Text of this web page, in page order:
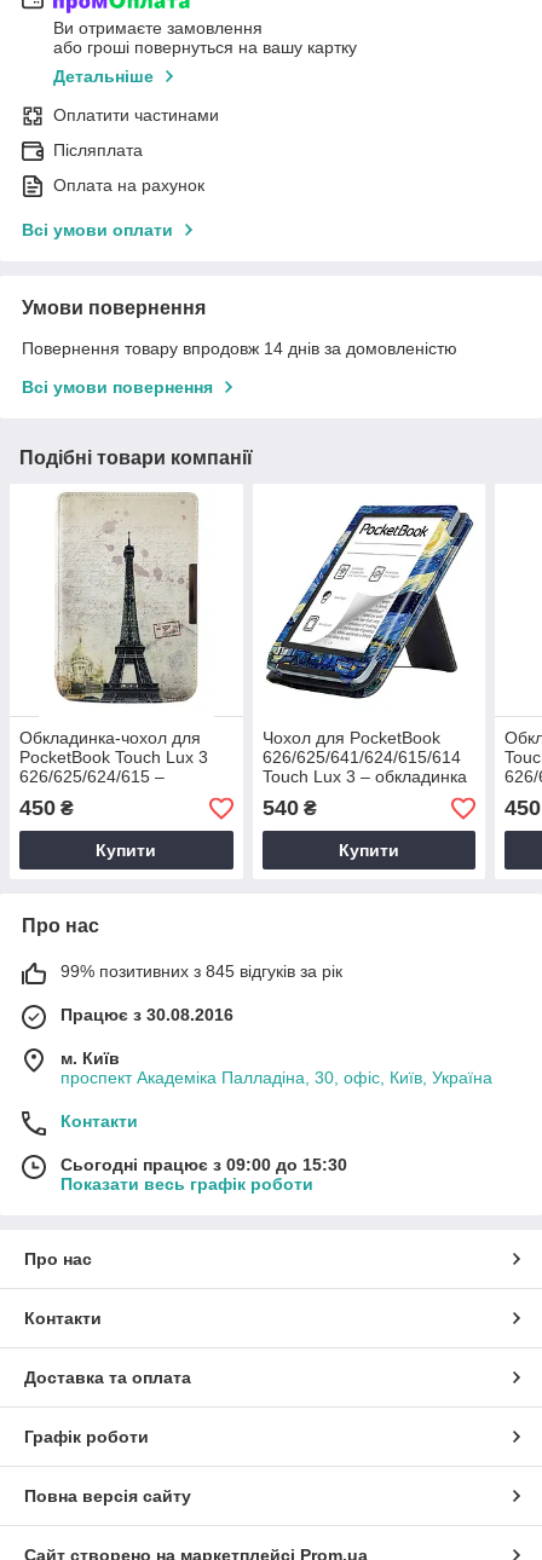
Ви отримаєте замовлення
або гроші повернуться на вашу картку
Детальніше
Оплатити частинами
Післяплата
Оплата на рахунок
Всі умови оплати
Умови повернення
Повернення товару впродовж 14 днів за домовленістю
Всі умови повернення
Подібні товари компанії
Обкладинка-чохол для
PocketBook Touch Lux 3
626/625/624/615 –
450 ₴
Купити
Чохол для PocketBook
626/625/641/624/615/614
Touch Lux 3 – обкладинка
540₴
Купити
450
Про нас
99% позитивних з 845 відгуків за рік
Працює з 30.08.2016
м. Київ
проспект Академіка Палладіна, 30, офіс, Київ, Україна
Контакти
Сьогодні працює з 09:00 до 15:30
Показати весь графік роботи
Про нас
Контакти
Доставка та оплата
Графік роботи
Повна версія сайту
Сайт створено на маркетплейсі Prom.ua